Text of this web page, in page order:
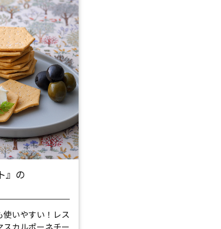
』の
いやすい！ レス
スカルポーネチー